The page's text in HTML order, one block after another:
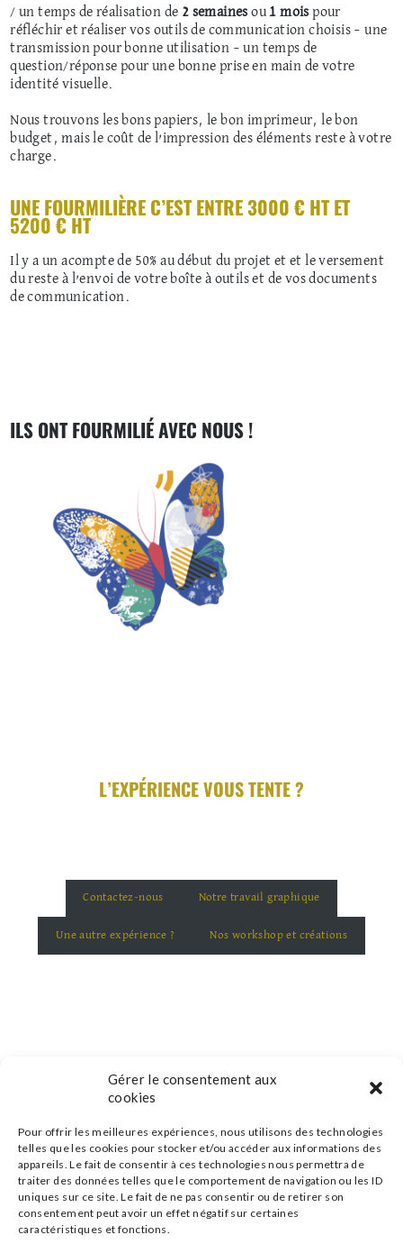
Gérer le consentement aux
cookies
Pour offrir les meilleures expériences, nous utilisons des technologies
telles que les cookies pour stocker et/ou accéder aux informations des
appareils. Le fait de consentir à ces technologies nous permettra de
traiter des données telles que le comportement de navigation ou les ID
uniques sur ce site. Le fait de ne pas consentir ou de retirer son
consentement peut avoir un effet négatif sur certaines
caractéristiques et fonctions.
/ un temps de réalisation de 2 semainesou1 moispour
réfléchir et réaliser vos outils de communication choisis – une
transmission pour bonne utilisation – un temps de
question/réponse pour une bonne prise en main de votre
identité visuelle.
Nous trouvons les bons papiers, le bon imprimeur, le bon
budget, mais le coût de l’impression des éléments reste à votre
charge.
UNE FOURMILIÈRE C’EST ENTRE 3000 € HT ET
5200 € HT
Il y a un acompte de 50% au début du projet et et le versement
du reste à l’envoi de votre boîte à outils et de vos documents
de communication.
ILS ONT FOURMILIÉ AVEC NOUS !
L’EXPÉRIENCE VOUS TENTE ?
Contactez-nous Notre travail graphique
Une autre expérience ? Nos workshop et créations